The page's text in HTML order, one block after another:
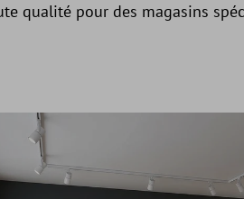
qualité pour des magasins